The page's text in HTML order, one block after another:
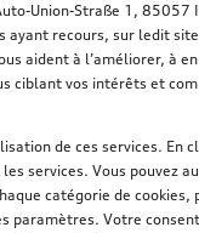
Union-Straße 1,
ayant recours, sur ledit
aident à l’améliorer, à
ciblant vos intérêts et
de ces services. En
services. Vous pouvez
catégorie de cookies,
Votre